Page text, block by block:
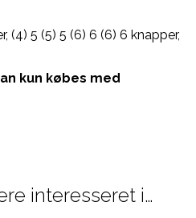
(4) 5 (5) 5 (6) 6 (6) 6 knapper,
kun købes med
interesseret i…